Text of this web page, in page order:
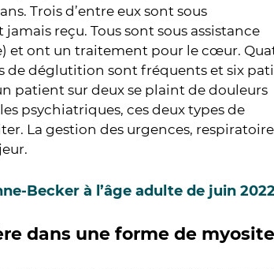
Trois d’entre eux sont sous
reçu. Tous sont sous assistance
et ont un traitement pour le cœur.
de déglutition sont fréquents et six
patient sur deux se plaint de douleurs
psychiatriques, ces deux types de
La gestion des urgences,
Becker à l’âge adulte de juin
dans une forme de myosite